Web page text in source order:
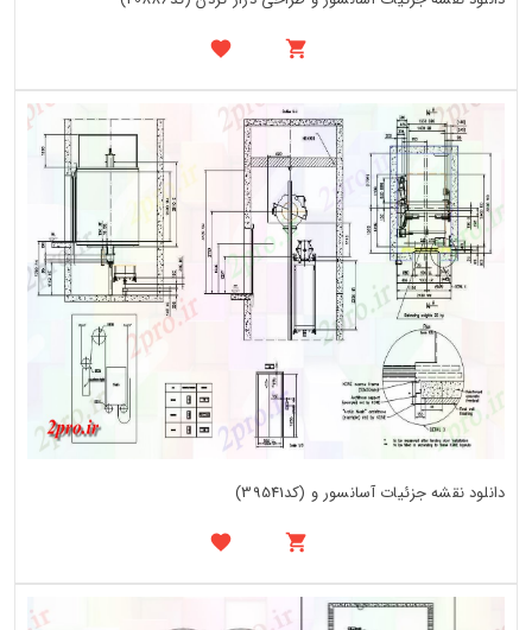
دانلود نقشه جزئیات آسانسور و (کد39541)